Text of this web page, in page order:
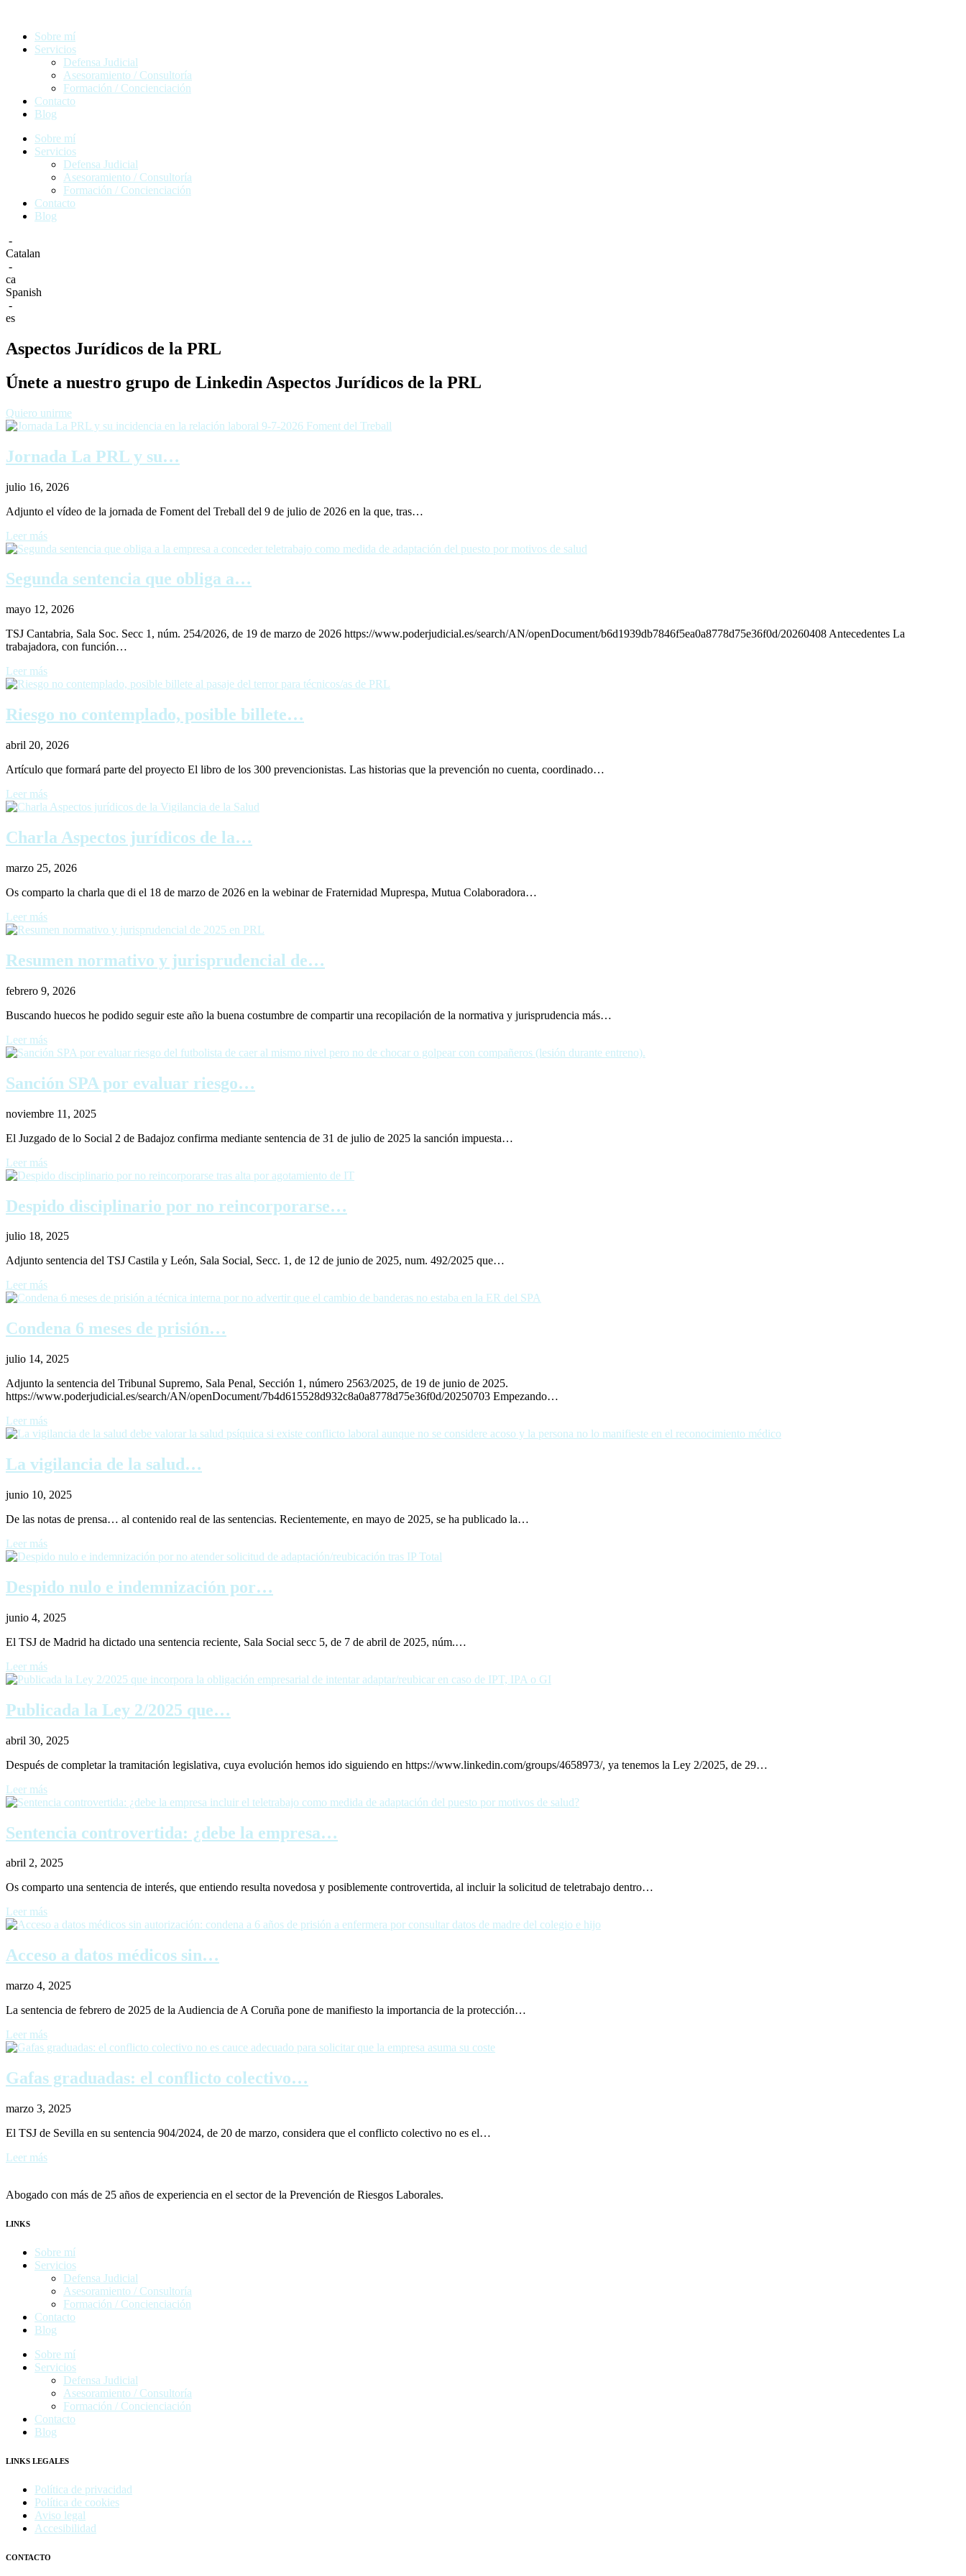
contenidoSobre mí
Servicios
Defensa Judicial
Asesoramiento / Consultoría
Formación / Concienciación
Contacto
Blog
Sobre mí
Servicios
Defensa Judicial
Asesoramiento / Consultoría
Formación / Concienciación
Contacto
Blog
-
Catalan
-
ca
Spanish
-
es
Aspectos Jurídicos de la PRL
Únete a nuestro grupo de Linkedin Aspectos Jurídicos de la PRL
Quiero unirme
Jornada La PRL y su…
julio 16, 2026
Adjunto el vídeo de la jornada de Foment del Treball del 9 de julio de 2026 en la que, tras…
Leer más
Segunda sentencia que obliga a…
mayo 12, 2026
TSJ Cantabria, Sala Soc. Secc 1, núm. 254/2026, de 19 de marzo de 2026 https://www.poderjudicial.es/search/AN/openDocument/b6d1939db7846f5ea0a8778d75e36f0d/20260408 Antecedentes La
trabajadora, con función…
Leer más
Riesgo no contemplado, posible billete…
abril 20, 2026
Artículo que formará parte del proyecto El libro de los 300 prevencionistas. Las historias que la prevención no cuenta, coordinado…
Leer más
Charla Aspectos jurídicos de la…
marzo 25, 2026
Os comparto la charla que di el 18 de marzo de 2026 en la webinar de Fraternidad Muprespa, Mutua Colaboradora…
Leer más
Resumen normativo y jurisprudencial de…
febrero 9, 2026
Buscando huecos he podido seguir este año la buena costumbre de compartir una recopilación de la normativa y jurisprudencia más…
Leer más
Sanción SPA por evaluar riesgo…
noviembre 11, 2025
El Juzgado de lo Social 2 de Badajoz confirma mediante sentencia de 31 de julio de 2025 la sanción impuesta…
Leer más
Despido disciplinario por no reincorporarse…
julio 18, 2025
Adjunto sentencia del TSJ Castila y León, Sala Social, Secc. 1, de 12 de junio de 2025, num. 492/2025 que…
Leer más
Condena 6 meses de prisión…
julio 14, 2025
Adjunto la sentencia del Tribunal Supremo, Sala Penal, Sección 1, número 2563/2025, de 19 de junio de 2025.
https://www.poderjudicial.es/search/AN/openDocument/7b4d615528d932c8a0a8778d75e36f0d/20250703 Empezando…
Leer más
La vigilancia de la salud…
junio 10, 2025
De las notas de prensa… al contenido real de las sentencias. Recientemente, en mayo de 2025, se ha publicado la…
Leer más
Despido nulo e indemnización por…
junio 4, 2025
El TSJ de Madrid ha dictado una sentencia reciente, Sala Social secc 5, de 7 de abril de 2025, núm.…
Leer más
Publicada la Ley 2/2025 que…
abril 30, 2025
Después de completar la tramitación legislativa, cuya evolución hemos ido siguiendo en https://www.linkedin.com/groups/4658973/, ya tenemos la Ley 2/2025, de 29…
Leer más
Sentencia controvertida: ¿debe la empresa…
abril 2, 2025
Os comparto una sentencia de interés, que entiendo resulta novedosa y posiblemente controvertida, al incluir la solicitud de teletrabajo dentro…
Leer más
Acceso a datos médicos sin…
marzo 4, 2025
La sentencia de febrero de 2025 de la Audiencia de A Coruña pone de manifiesto la importancia de la protección…
Leer más
Gafas graduadas: el conflicto colectivo…
marzo 3, 2025
El TSJ de Sevilla en su sentencia 904/2024, de 20 de marzo, considera que el conflicto colectivo no es el…
Leer más
Abogado con más de 25 años de experiencia en el sector de la Prevención de Riesgos Laborales.
LINKS
Sobre mí
Servicios
Defensa Judicial
Asesoramiento / Consultoría
Formación / Concienciación
Contacto
Blog
Sobre mí
Servicios
Defensa Judicial
Asesoramiento / Consultoría
Formación / Concienciación
Contacto
Blog
LINKS LEGALES
Política de privacidad
Política de cookies
Aviso legal
Accesibilidad
CONTACTO